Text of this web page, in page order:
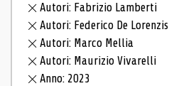
Autori: Fabrizio Lamberti
Autori: Federico De Lorenzis
Autori: Marco Mellia
Autori: Maurizio Vivarelli
Anno: 2023